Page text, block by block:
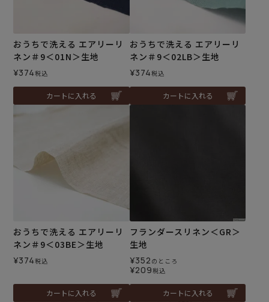
おうちで洗える エアリーリ
ネン＃9＜01N＞生地
¥374税込
カートに入れる
おうちで洗える エアリーリ
ネン＃9＜02LB＞生地
¥374税込
カートに入れる
おうちで洗える エアリーリ
ネン＃9＜03BE＞生地
¥374税込
カートに入れる
フランダースリネン＜GR＞
生地
¥352 のところ
¥209税込
カートに入れる